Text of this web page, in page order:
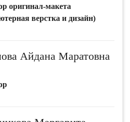
оригинал-макета
верстка и дизайн)
Айдана Маратовна